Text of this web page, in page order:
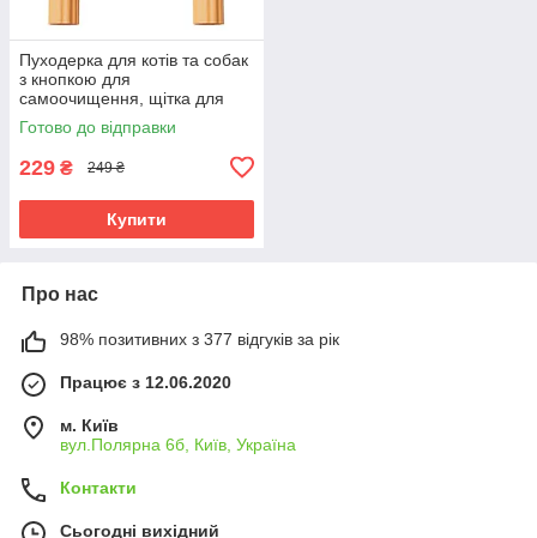
Пуходерка для котів та собак
з кнопкою для
самоочищення, щітка для
вичісування вовни з
самоочищенням
Готово до відправки
229 ₴ 249 ₴
Купити
Про нас
98% позитивних з 377 відгуків за рік
Працює з 12.06.2020
м. Київ
вул.Полярна 6б, Київ, Україна
Контакти
Сьогодні вихідний